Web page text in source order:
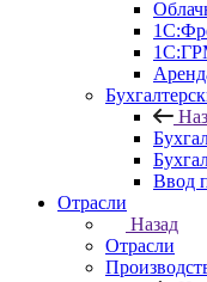
Ввод
Отрасли
Назад
Отрасли